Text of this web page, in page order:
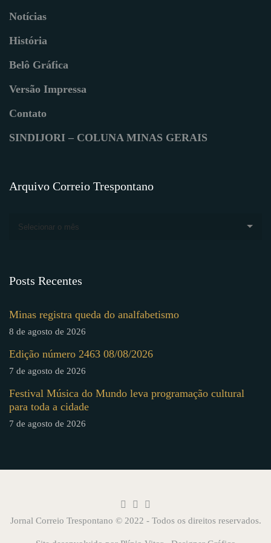
Notícias
História
Belô Gráfica
Versão Impressa
Contato
SINDIJORI – COLUNA MINAS GERAIS
Arquivo Correio Trespontano
Selecionar o mês
Posts Recentes
Minas registra queda do analfabetismo
8 de agosto de 2026
Edição número 2463 08/08/2026
7 de agosto de 2026
Festival Música do Mundo leva programação cultural
para toda a cidade
7 de agosto de 2026
Jornal Correio Trespontano © 2022 - Todos os direitos reservados.